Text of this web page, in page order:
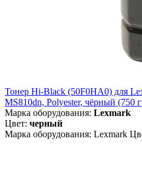
Тонер Hi-Black (50F0HA0) для
MS810dn, Polyester, чёрный (750
Марка оборудования: Lexmark
Цвет: черный
Марка оборудования: Lexmark